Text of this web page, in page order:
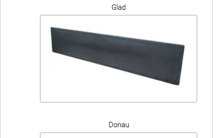
Glad
Donau